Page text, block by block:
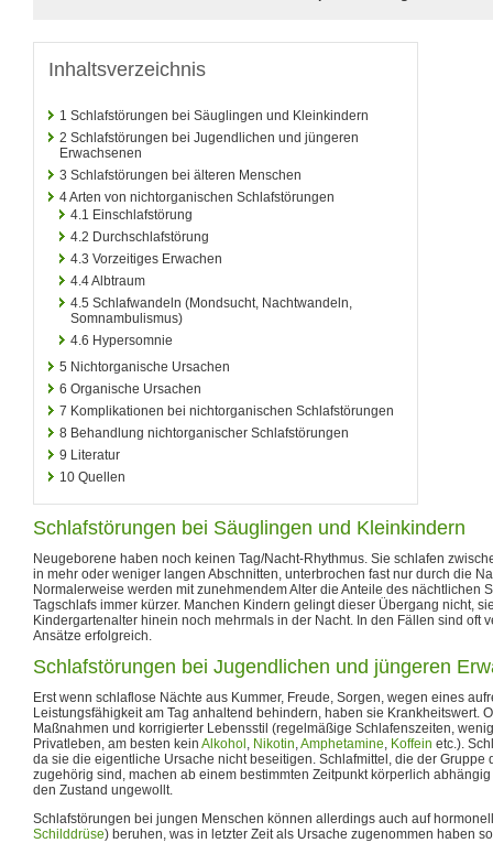
Inhaltsverzeichnis
1 Schlafstörungen bei Säuglingen und Kleinkindern
2 Schlafstörungen bei Jugendlichen und jüngeren
Erwachsenen
3 Schlafstörungen bei älteren Menschen
4Arten von nichtorganischen Schlafstörungen
4.1 Einschlafstörung
4.2 Durchschlafstörung
4.3 Vorzeitiges Erwachen
4.4Albtraum
4.5 Schlafwandeln (Mondsucht, Nachtwandeln,
Somnambulismus)
4.6 Hypersomnie
5 Nichtorganische Ursachen
6 Organische Ursachen
7 Komplikationen bei nichtorganischen Schlafstörungen
8 Behandlung nichtorganischer Schlafstörungen
9 Literatur
10 Quellen
Schlafstörungen bei Säuglingen und Kleinkindern
Neugeborene haben noch keinen Tag/Nacht-Rhythmus. Sie schlafen
in mehr oder weniger langen Abschnitten, unterbrochen fast nur durch die
Normalerweise werden mit zunehmendem Alter die Anteile des nächtlichen
Tagschlafs immer kürzer. Manchen Kindern gelingt dieser Übergang nicht,
Kindergartenalter hinein noch mehrmals in der Nacht. In den Fällen sind oft
Ansätze erfolgreich.
Schlafstörungen bei Jugendlichen und jüngeren
Erst wenn schlaflose Nächte aus Kummer, Freude, Sorgen, wegen eines
Leistungsfähigkeit am Tag anhaltend behindern, haben sie Krankheitswert.
Maßnahmen und korrigierter Lebensstil (regelmäßige Schlafenszeiten,
Privatleben, am besten kein Alkohol , Nikotin,Amphetamine, Koffein etc.).
da sie die eigentliche Ursache nicht beseitigen. Schlafmittel, die der Gruppe
zugehörig sind, machen ab einem bestimmten Zeitpunkt körperlich
den Zustand ungewollt.
Schlafstörungen bei jungen Menschen können allerdings auch auf
Schilddrüse) beruhen, was in letzter Zeit als Ursache zugenommen haben